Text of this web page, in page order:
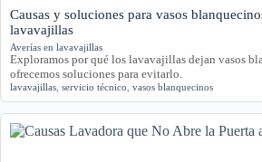
Causas y soluciones para vasos
lavavajillas
Averías en lavavajillas
Exploramos por qué los lavavajillas dejan vasos
ofrecemos soluciones para evitarlo.
lavavajillas servicio técnico vasos blanquecinos